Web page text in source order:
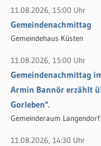
c
h
:
11.08.2026, 15:00 Uhr
Gemeindenachmittag
Gemeindehaus Küsten
11.08.2026, 15:00 Uhr
Gemeindenachmittag
Armin Bannör erzählt
Gorleben".
Gemeinderaum Langendorf
11.08.2026, 14:30 Uhr